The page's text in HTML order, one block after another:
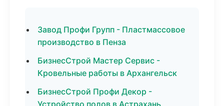
Завод Профи Групп - Пластмассовое
производство в Пенза
БизнесСтрой Мастер Сервис -
Кровельные работы в Архангельск
БизнесСтрой Профи Декор -
Устройство полов в Астрахань